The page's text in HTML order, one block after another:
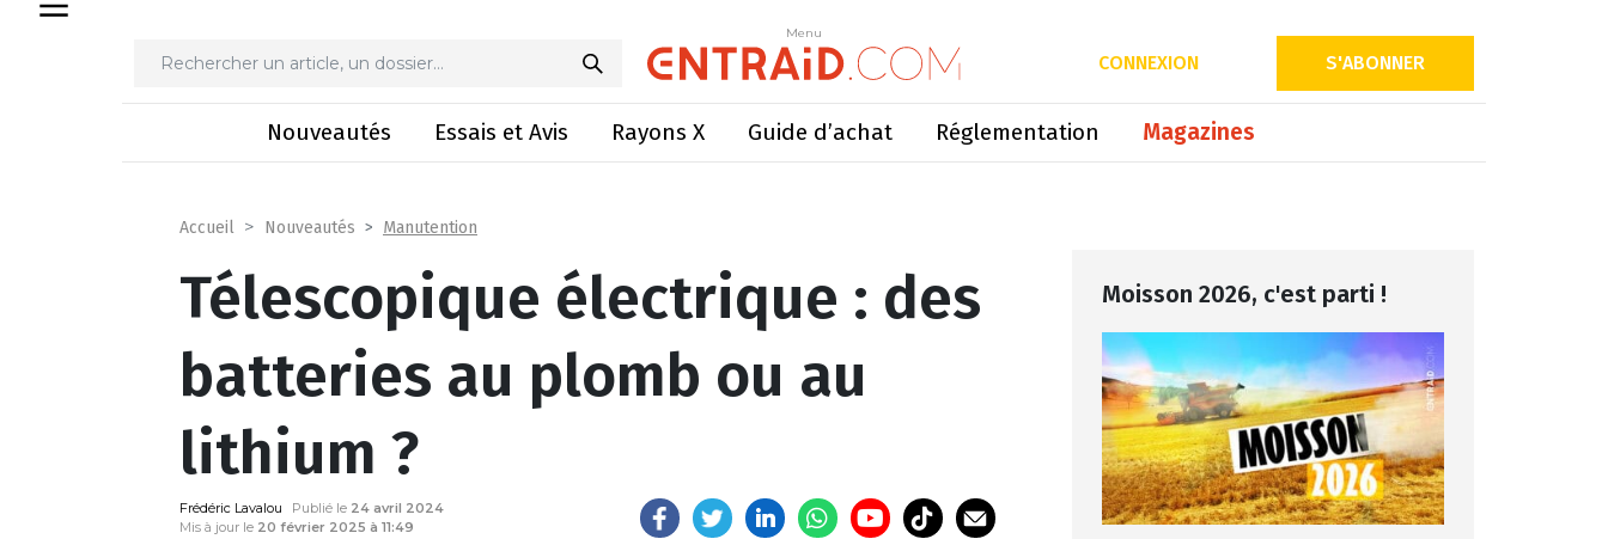
Menu
CONNEXION S'ABONNER
Nouveautés Essais et Avis Rayons X Guide d’achat Réglementation Magazines
Menu
Télescopique électrique : des batteries au plomb ou au lithium ?
Accueil Nouveautés Manutention
Télescopique électrique : des
batteries au plomb ou au
lithium ?
Frédéric Lavalou Publié le 24 avril 2024
Mis à jour le 20 février 2025 à 11:49
Moisson 2026, c'est parti !